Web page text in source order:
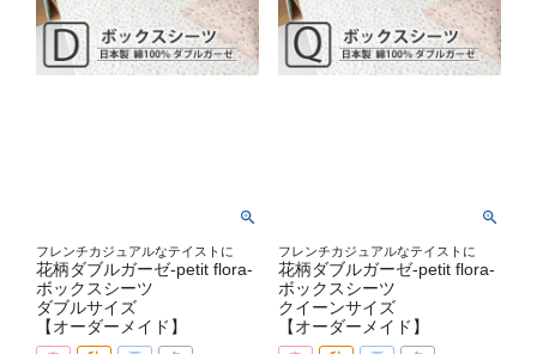
フレンチカジュアルなテイストに
花柄ダブルガーゼ-petit flora-
ボックスシーツ
ダブルサイズ
【オーダーメイド】
フレンチカジュアルなテイストに
花柄ダブルガーゼ-petit flora-
ボックスシーツ
クイーンサイズ
【オーダーメイド】